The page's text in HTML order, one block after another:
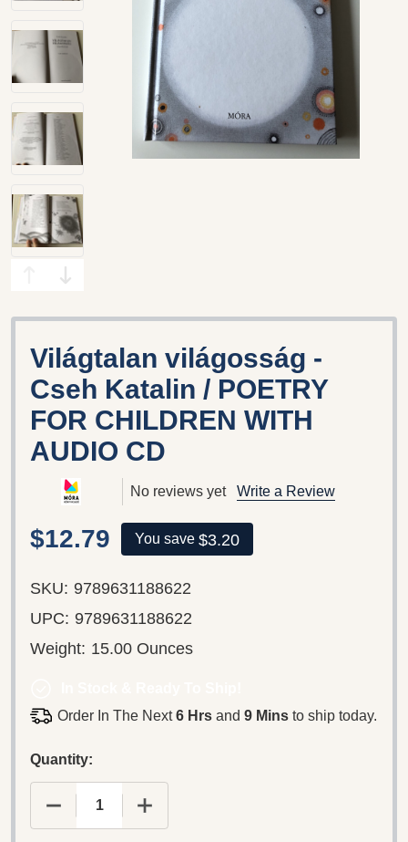
Világtalan világosság -
Cseh Katalin / POETRY
FOR CHILDREN WITH
AUDIO CD
No reviews yet Write a Review
$12.79 You save $3.20
SKU: 9789631188622
UPC: 9789631188622
Weight: 15.00 Ounces
Order In The Next6 Hrs and 9 Mins to ship today.
Quantity:
DECREASE QUANTITY OF VILÁGTALAN
INCREASE QUANTITY OF